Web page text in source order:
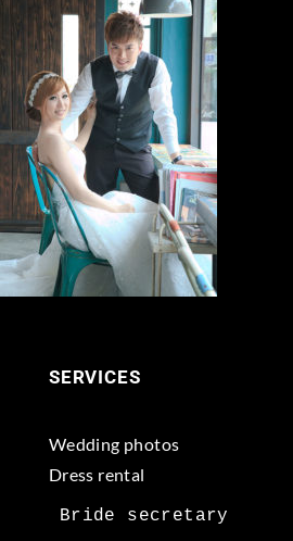
SERVICES
Wedding photos
Dress rental